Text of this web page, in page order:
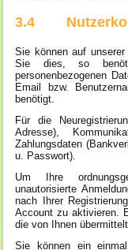
3.4
Sie können auf
Sie dies, so
personenbezogenen
Email bzw.
benötigt.
Für die
Adresse),
Zahlungsdaten
u. Passwort).
Um Ihre
unautorisierte
nach Ihrer
Account zu aktivieren.
die von Ihnen
Sie können ein